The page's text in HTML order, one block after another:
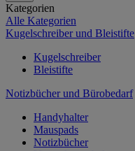
Kategorien
Alle Kategorien
Kugelschreiber und Bleistifte
Kugelschreiber
Bleistifte
Notizbücher und Bürobedarf
Handyhalter
Mauspads
Notizbücher